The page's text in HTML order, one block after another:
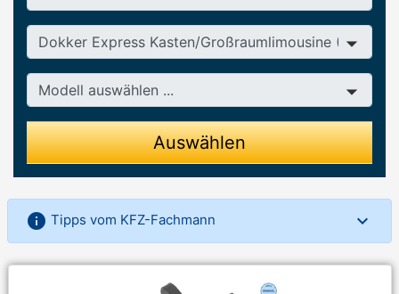
Baureihe
Modell
Auswählen
info Tipps vom KFZ-Fachmann